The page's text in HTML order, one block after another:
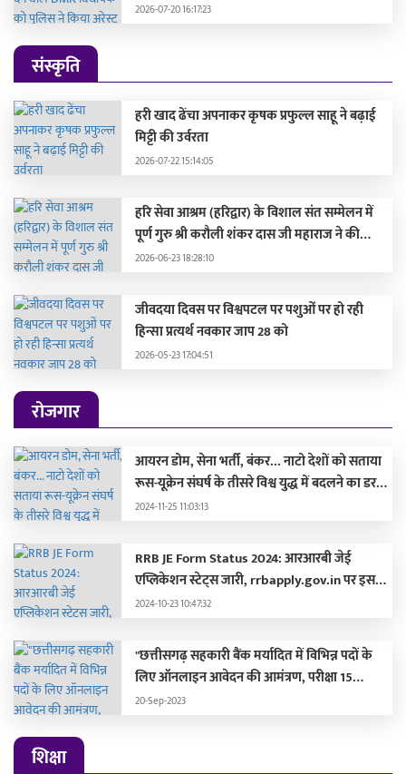
2026-07-20 16:17:23
संस्कृति
हरी खाद ढेंचा अपनाकर कृषक प्रफुल्ल साहू ने बढ़ाई
मिट्टी की उर्वरता
2026-07-22 15:14:05
हरि सेवा आश्रम (हरिद्वार) के विशाल संत सम्मेलन में
पूर्ण गुरु श्री करौली शंकर दास जी महाराज ने की
सहभागिता, मुख्यमंत्री और दिग्गज संतों द्वारा हुए
2026-06-23 18:28:10
जीवदया दिवस पर विश्वपटल पर पशुओं पर हो रही
हिन्सा प्रत्यर्थ नवकार जाप 28 को
2026-05-23 17:04:51
रोजगार
आयरन डोम, सेना भर्ती, बंकर... नाटो देशों को सताया
रूस-यूक्रेन संघर्ष के तीसरे विश्व युद्ध में बदलने का डर,
लड़ाई की तैयारी में जुटे
2024-11-25 11:03:13
RRB JE Form Status 2024: आरआरबी जेई
एप्लिकेशन स्टेट्स जारी, rrbapply.gov.in पर इस
दिन आएगा एडमिट कार्ड
2024-10-23 10:47:32
"छत्तीसगढ़ सहकारी बैंक मर्यादित में विभिन्न पदों के
लिए ऑनलाइन आवेदन की आमंत्रण, परीक्षा 15
अक्टूबर 2023 को होगी"
20-Sep-2023
शिक्षा